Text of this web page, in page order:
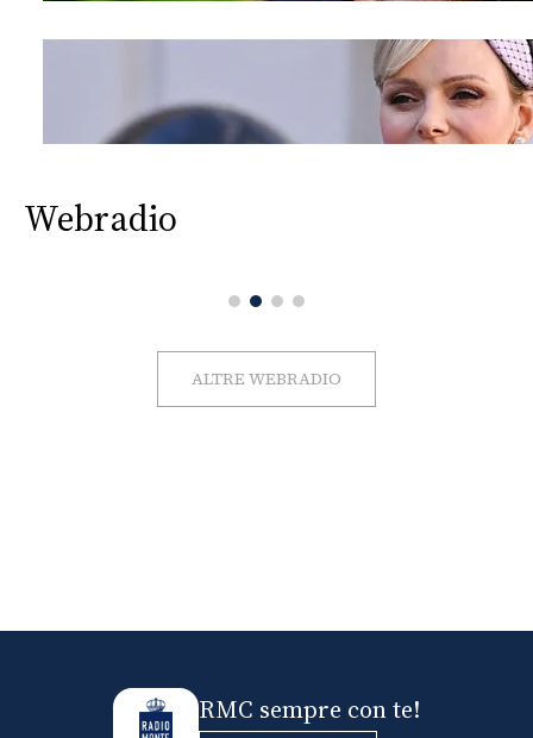
Webradio
ALTRE WEBRADIO
RMC sempre con te!